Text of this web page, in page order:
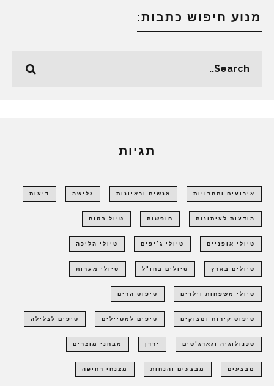
מנוע חיפוש כתבות:
תגיות
אירועים ותחרויות אנשים וראיונות גלישה דיעות
הודעות לעיתונות חופשות טיול בטוח
טיולי אופניים טיולי ג'יפים טיולי הליכה
טיולים בארץ טיולים בחו"ל טיולי מערות
טיולי משפחות וילדים טיפוס הרים
טיפוס קירות ומצוקים טיפים למטיילים טיפים לצלילה
טכנולוגיה וגאדג'טים ירדן מבחני מוצרים
מבצעים מבצעים והנחות מצנחי רחיפה